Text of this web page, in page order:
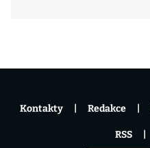
Kontakty Redakce
RSS